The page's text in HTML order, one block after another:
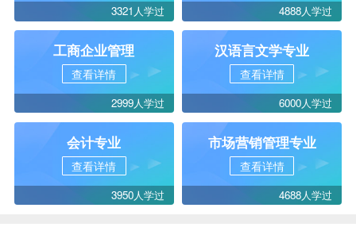
3321人学过 4888人学过
工商企业管理
查看详情
2999人学过
汉语言文学专业
查看详情
6000人学过
会计专业
查看详情
3950人学过
市场营销管理专业
查看详情
4688人学过